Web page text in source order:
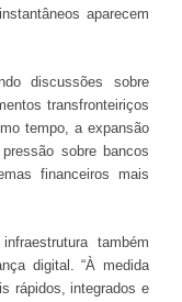
aparecem
discussões sobre
transfronteiriços
tempo, a expansão
sobre bancos
financeiros mais
também
digital. “À medida
rápidos, integrados e